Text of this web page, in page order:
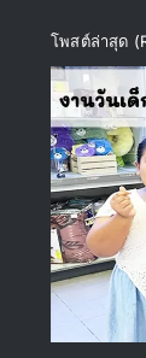
โพสต์ล่าสุด